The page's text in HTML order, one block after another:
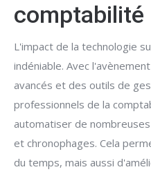
comptabilité
L'impact de la technologie
indéniable. Avec
avancés et des outils de
professionnels de la
automatiser de
et chronophages. Cela
du temps, mais aussi